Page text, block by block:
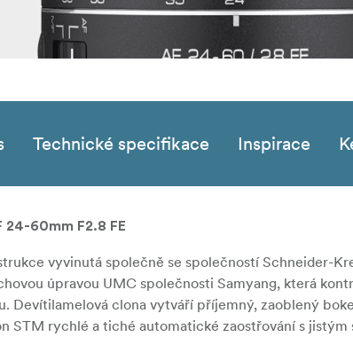
Technické specifikace Inspirace
24-60mm F2.8 FE
vyvinutá společně se společností Schneider-
úpravou UMC společnosti Samyang, která
Devítilamelová clona vytváří příjemný, zaoblený
STM rychlé a tiché automatické zaostřování s